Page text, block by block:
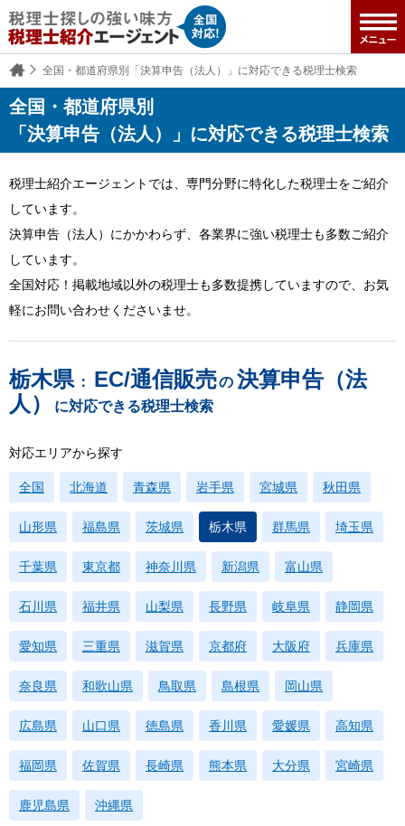
全国・都道府県別「決算申告（法人）」に対応できる税理士検索
全国・都道府県別
「決算申告（法人）」に対応できる税理士検索
税理士紹介エージェントでは、専門分野に特化した税理士をご紹介
しています。
決算申告（法人）にかかわらず、各業界に強い税理士も多数ご紹介
しています。
全国対応！掲載地域以外の税理士も多数提携していますので、お気
軽にお問い合わせくださいませ。
栃木県 ： EC/通信販売の 決算申告（法
人）
に対応できる税理士検索
対応エリアから探す
全国 北海道 青森県 岩手県 宮城県 秋田県
山形県 福島県 茨城県 栃木県 群馬県 埼玉県
千葉県 東京都 神奈川県 新潟県 富山県
石川県 福井県 山梨県 長野県 岐阜県 静岡県
愛知県 三重県 滋賀県 京都府 大阪府 兵庫県
奈良県 和歌山県 鳥取県 島根県 岡山県
広島県 山口県 徳島県 香川県 愛媛県 高知県
福岡県 佐賀県 長崎県 熊本県 大分県 宮崎県
鹿児島県 沖縄県